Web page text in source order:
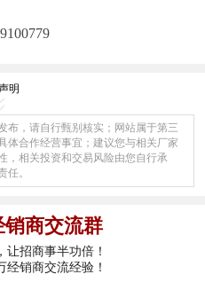
明
布，请自行甄别核实；网站属于第三
体合作经营事宜；建议您与相关厂家
，相关投资和交易风险由您自行承
任。
商交流群
让招商事半功倍！
经销商交流经验！